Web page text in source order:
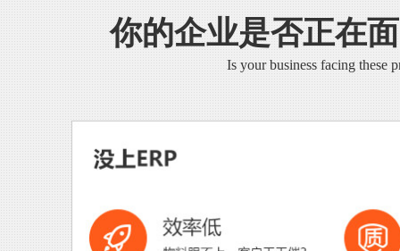
你的企业是否正在
Is your business facing these